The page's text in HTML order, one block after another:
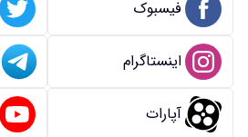
فیسبوک
اینستاگرام
آپارات